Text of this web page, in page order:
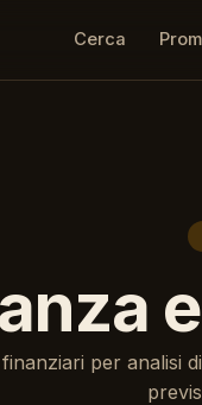
Cerca
per analisi